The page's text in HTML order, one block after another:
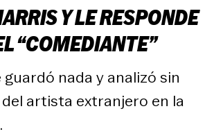
Y LE RESPONDE
“COMEDIANTE”
nada y analizó sin
artista extranjero en la